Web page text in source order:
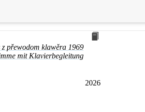
z přewodom klawěra 1969
mit Klavierbegleitung
2026